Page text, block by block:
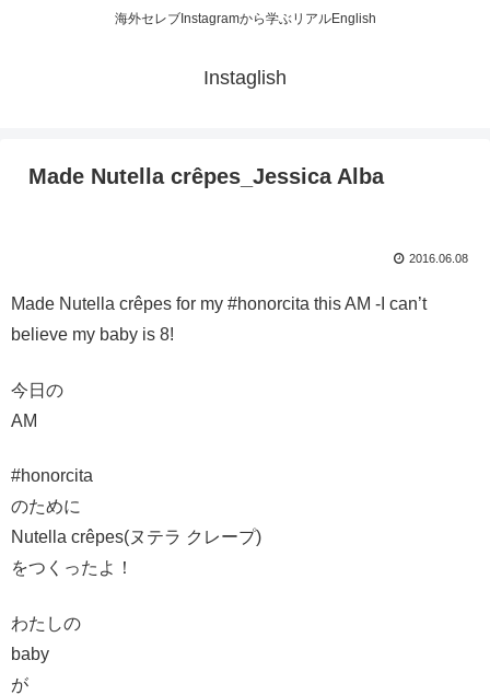
海外セレブInstagramから学ぶリアルEnglish
Instaglish
Made Nutella crêpes_Jessica Alba
2016.06.08
Made Nutella crêpes for my #honorcita this AM -I can’t
believe my baby is 8!
今日の
AM
#honorcita
のために
Nutella crêpes(ヌテラ クレープ)
をつくったよ！
わたしの
baby
が